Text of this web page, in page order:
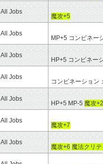
All Jobs
魔攻+5
All Jobs
MP+5 コンビネー
All Jobs
HP+5 コンビネー
All Jobs
コンビネーション
All Jobs
HP+5 MP-5 魔攻+2
All Jobs
魔攻+7
All Jobs
魔攻+6 魔法クリ